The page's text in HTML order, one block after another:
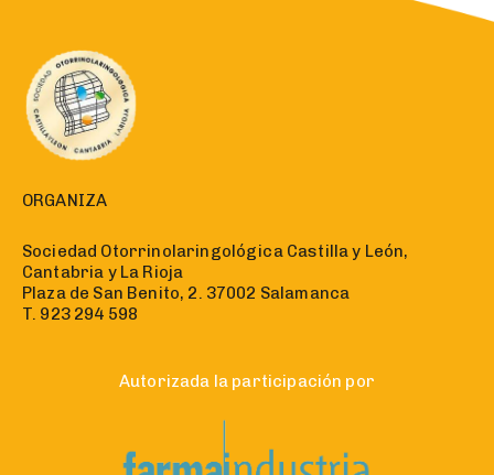
ORGANIZA
Sociedad Otorrinolaringológica Castilla y León,
Cantabria y La Rioja
Plaza de San Benito, 2. 37002 Salamanca
T. 923 294 598
Autorizada la participación por